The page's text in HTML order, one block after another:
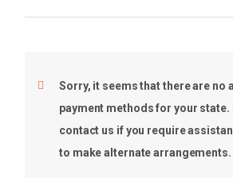
Sorry, it seems that there are no
payment methods for your state.
contact us if you require
to make alternate arrangements.